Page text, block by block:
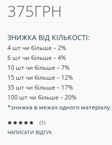
375ГРН
ЗНИЖКА ВІД КІЛЬКОСТІ:
4 шт чи більше – 2%
6 шт чи більше – 4%
10 шт чи більше – 7%
15 шт чи більше – 12%
35 шт чи більше – 17%
100 шт чи більше – 20%
*знижка в межах одного матеріалу.
(1)
НАПИСАТИ ВІДГУК